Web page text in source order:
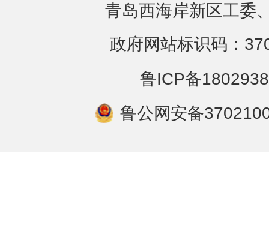
青岛西海岸新区工委
政府网站标识码：
鲁ICP备
鲁公网安备